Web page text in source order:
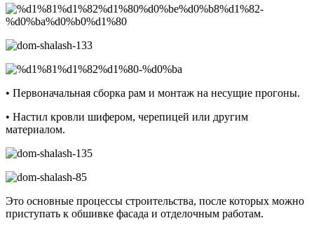
• Первоначальная сборка рам и монтаж на несущие прогоны.
• Настил кровли шифером, черепицей или другим
материалом.
Это основные процессы строительства, после которых можно
приступать к обшивке фасада и отделочным работам.